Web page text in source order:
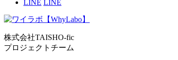
LINE LINE
株式会社TAISHO-fic
プロジェクトチーム